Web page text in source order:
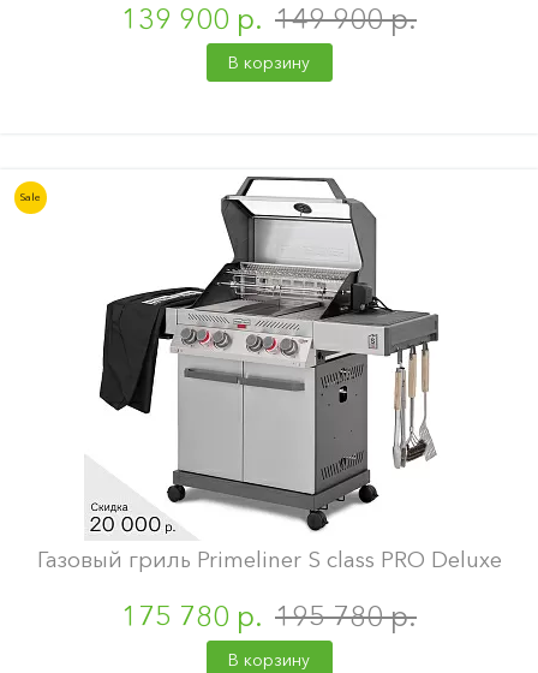
139 900 р. 149 900 р.
В корзину
Sale
Газовый гриль Primeliner S class PRO Deluxe
175 780 р. 195 780 р.
В корзину